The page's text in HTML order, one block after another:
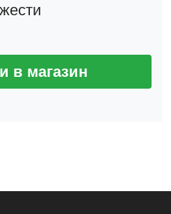
в магазин